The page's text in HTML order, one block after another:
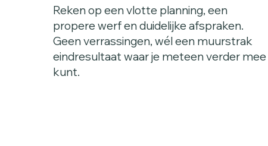
Reken op een vlotte planning, een
propere werf en duidelijke afspraken.
Geen verrassingen, wél een muurstrak
eindresultaat waar je meteen verder mee
kunt.